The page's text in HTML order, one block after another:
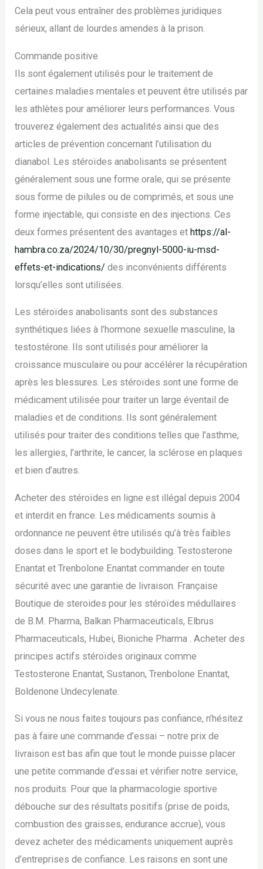
Cela peut vous entraîner des problèmes juridiques
sérieux, allant de lourdes amendes à la prison.
Commande positive
Ils sont également utilisés pour le traitement de
certaines maladies mentales et peuvent être utilisés par
les athlètes pour améliorer leurs performances. Vous
trouverez également des actualités ainsi que des
articles de prévention concernant l’utilisation du
dianabol. Les stéroïdes anabolisants se présentent
généralement sous une forme orale, qui se présente
sous forme de pilules ou de comprimés, et sous une
forme injectable, qui consiste en des injections. Ces
deux formes présentent des avantages ethttps://al-
hambra.co.za/2024/10/30/pregnyl-5000-iu-msd-
effets-et-indications/ des inconvénients différents
lorsqu’elles sont utilisées.
Les stéroïdes anabolisants sont des substances
synthétiques liées à l’hormone sexuelle masculine, la
testostérone. Ils sont utilisés pour améliorer la
croissance musculaire ou pour accélérer la récupération
après les blessures. Les stéroïdes sont une forme de
médicament utilisée pour traiter un large éventail de
maladies et de conditions. Ils sont généralement
utilisés pour traiter des conditions telles que l’asthme,
les allergies, l’arthrite, le cancer, la sclérose en plaques
et bien d’autres.
Acheter des stéroïdes en ligne est illégal depuis 2004
et interdit en france. Les médicaments soumis à
ordonnance ne peuvent être utilisés qu’à très faibles
doses dans le sport et le bodybuilding. Testosterone
Enantat et Trenbolone Enantat commander en toute
sécurité avec une garantie de livraison. Française
Boutique de steroides pour les stéroïdes médullaires
de B.M. Pharma, Balkan Pharmaceuticals, Elbrus
Pharmaceuticals, Hubei, Bioniche Pharma . Acheter des
principes actifs stéroïdes originaux comme
Testosterone Enantat, Sustanon, Trenbolone Enantat,
Boldenone Undecylenate.
Si vous ne nous faites toujours pas confiance, n’hésitez
pas à faire une commande d’essai – notre prix de
livraison est bas afin que tout le monde puisse placer
une petite commande d’essai et vérifier notre service,
nos produits. Pour que la pharmacologie sportive
débouche sur des résultats positifs (prise de poids,
combustion des graisses, endurance accrue), vous
devez acheter des médicaments uniquement auprès
d’entreprises de confiance. Les raisons en sont une